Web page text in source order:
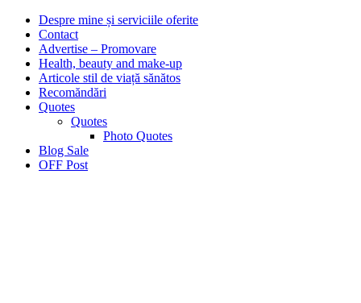
Despre mine și serviciile oferite
Contact
Advertise – Promovare
Health, beauty and make-up
Articole stil de viață sănătos
Recomăndări
Quotes
Quotes
Photo Quotes
Blog Sale
OFF Post